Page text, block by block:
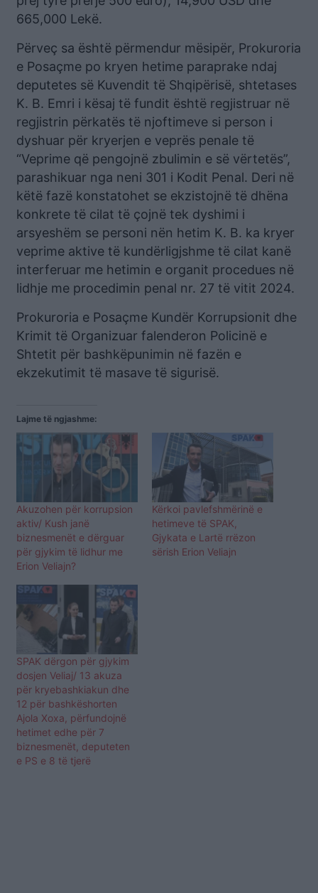
665,000 Lekë.
Përveç sa është përmendur mësipër, Prokuroria
e Posaçme po kryen hetime paraprake ndaj
deputetes së Kuvendit të Shqipërisë, shtetases
K. B. Emri i kësaj të fundit është regjistruar në
regjistrin përkatës të njoftimeve si person i
dyshuar për kryerjen e veprës penale të
“Veprime që pengojnë zbulimin e së vërtetës”,
parashikuar nga neni 301 i Kodit Penal. Deri në
këtë fazë konstatohet se ekzistojnë të dhëna
konkrete të cilat të çojnë tek dyshimi i
arsyeshëm se personi nën hetim K. B. ka kryer
veprime aktive të kundërligjshme të cilat kanë
interferuar me hetimin e organit procedues në
lidhje me procedimin penal nr. 27 të vitit 2024.
Prokuroria e Posaçme Kundër Korrupsionit dhe
Krimit të Organizuar falenderon Policinë e
Shtetit për bashkëpunimin në fazën e
ekzekutimit të masave të sigurisë.
Lajme të ngjashme:
Akuzohen për korrupsion
aktiv/ Kush janë
biznesmenët e dërguar
për gjykim të lidhur me
Erion Veliajn?
Kërkoi pavlefshmërinë e
hetimeve të SPAK,
Gjykata e Lartë rrëzon
sërish Erion Veliajn
SPAK dërgon për gjykim
dosjen Veliaj/ 13 akuza
për kryebashkiakun dhe
12 për bashkëshorten
Ajola Xoxa, përfundojnë
hetimet edhe për 7
biznesmenët, deputeten
e PS e 8 të tjerë